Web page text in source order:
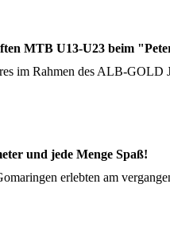
MTB U13-U23 beim
im Rahmen des ALB-
und jede Menge Spaß!
erlebten am